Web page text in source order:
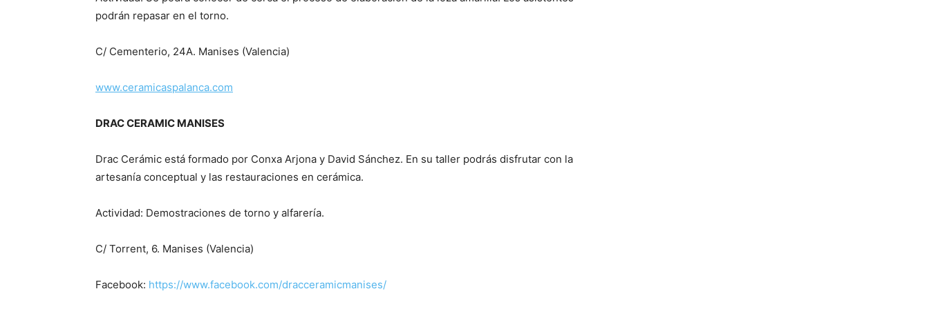
podrán repasar en el torno.
C/ Cementerio, 24A. Manises (Valencia)
www.ceramicaspalanca.com
DRAC CERAMIC MANISES
Drac Cerámic está formado por Conxa Arjona y David Sánchez. En su taller podrás disfrutar con la
artesanía conceptual y las restauraciones en cerámica.
Actividad: Demostraciones de torno y alfarería.
C/ Torrent, 6. Manises (Valencia)
Facebook: https://www.facebook.com/dracceramicmanises/